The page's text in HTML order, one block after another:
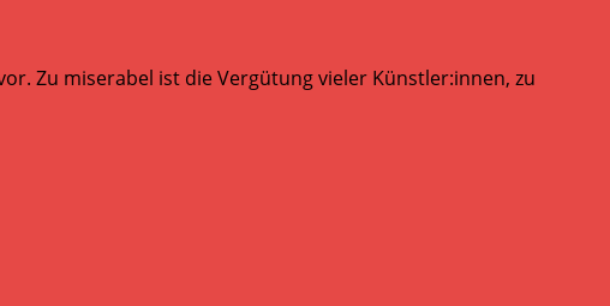
Zu miserabel ist die Vergütung vieler Künstler:innen, zu